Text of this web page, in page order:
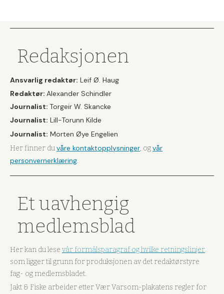
Redaksjonen
Ansvarlig redaktør: Leif Ø. Haug
Redaktør: Alexander Schindler
Journalist: Torgeir W. Skancke
Journalist: Lill-Torunn Kilde
Journalist: Morten Øye Engelien
Her finner duvåre kontaktopplysninger, ogvår
personvernerklæring.
Et uavhengig
medlemsblad
Her kan du lese vår formålsparagraf og hvilke retningslinjer
som ligger til grunn for produksjonen av det redaktørstyre
fag- og medlemsbladet.
Jakt & Fiske arbeider etter Vær Varsom-plakatens regler for